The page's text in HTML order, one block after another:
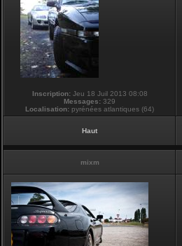
Inscription:Jeu 18 Juil 2013 08:08
Messages: 329
Localisation: pyrénées atlantiques (64)
Haut
mixm